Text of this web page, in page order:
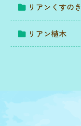
リアンくすのき
リアン植木